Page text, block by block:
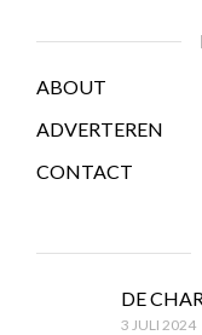
ABOUT
ADVERTEREN
CONTACT
DE
3 JULI 2024